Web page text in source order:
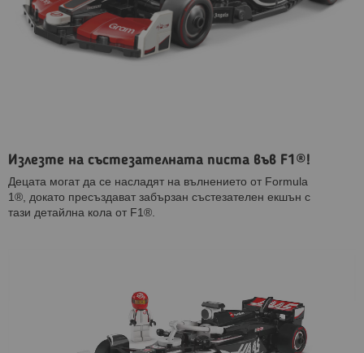
Излезте на състезателната писта във F1®!
Децата могат да се насладят на вълнението от Formula
1®, докато пресъздават забързан състезателен екшън с
тази детайлна кола от F1®.